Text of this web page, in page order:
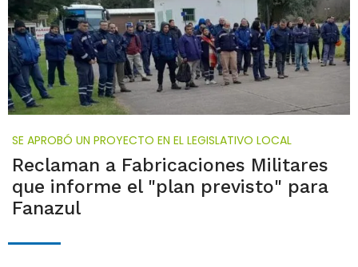
SE APROBÓ UN PROYECTO EN EL LEGISLATIVO LOCAL
Reclaman a Fabricaciones Militares
que informe el "plan previsto" para
Fanazul